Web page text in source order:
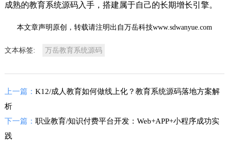
成熟的教育系统源码入手，搭建属于自己的长期增长引擎。
本文章声明原创，转载请注明出自万岳科技www.sdwanyue.com
文本标签: 万岳教育系统源码
上一篇： K12/成人教育如何做线上化？教育系统源码落地方案解
析
下一篇： 职业教育/知识付费平台开发：Web+APP+小程序成功实
践